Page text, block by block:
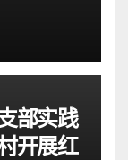
部实践
开展红